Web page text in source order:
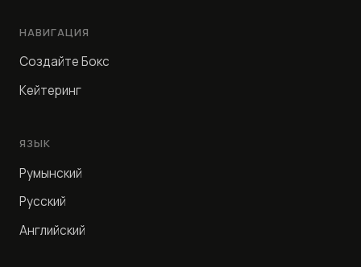
НАВИГАЦИЯ
Создайте Бокс
Кейтеринг
ЯЗЫК
Румынский
Русский
Английский